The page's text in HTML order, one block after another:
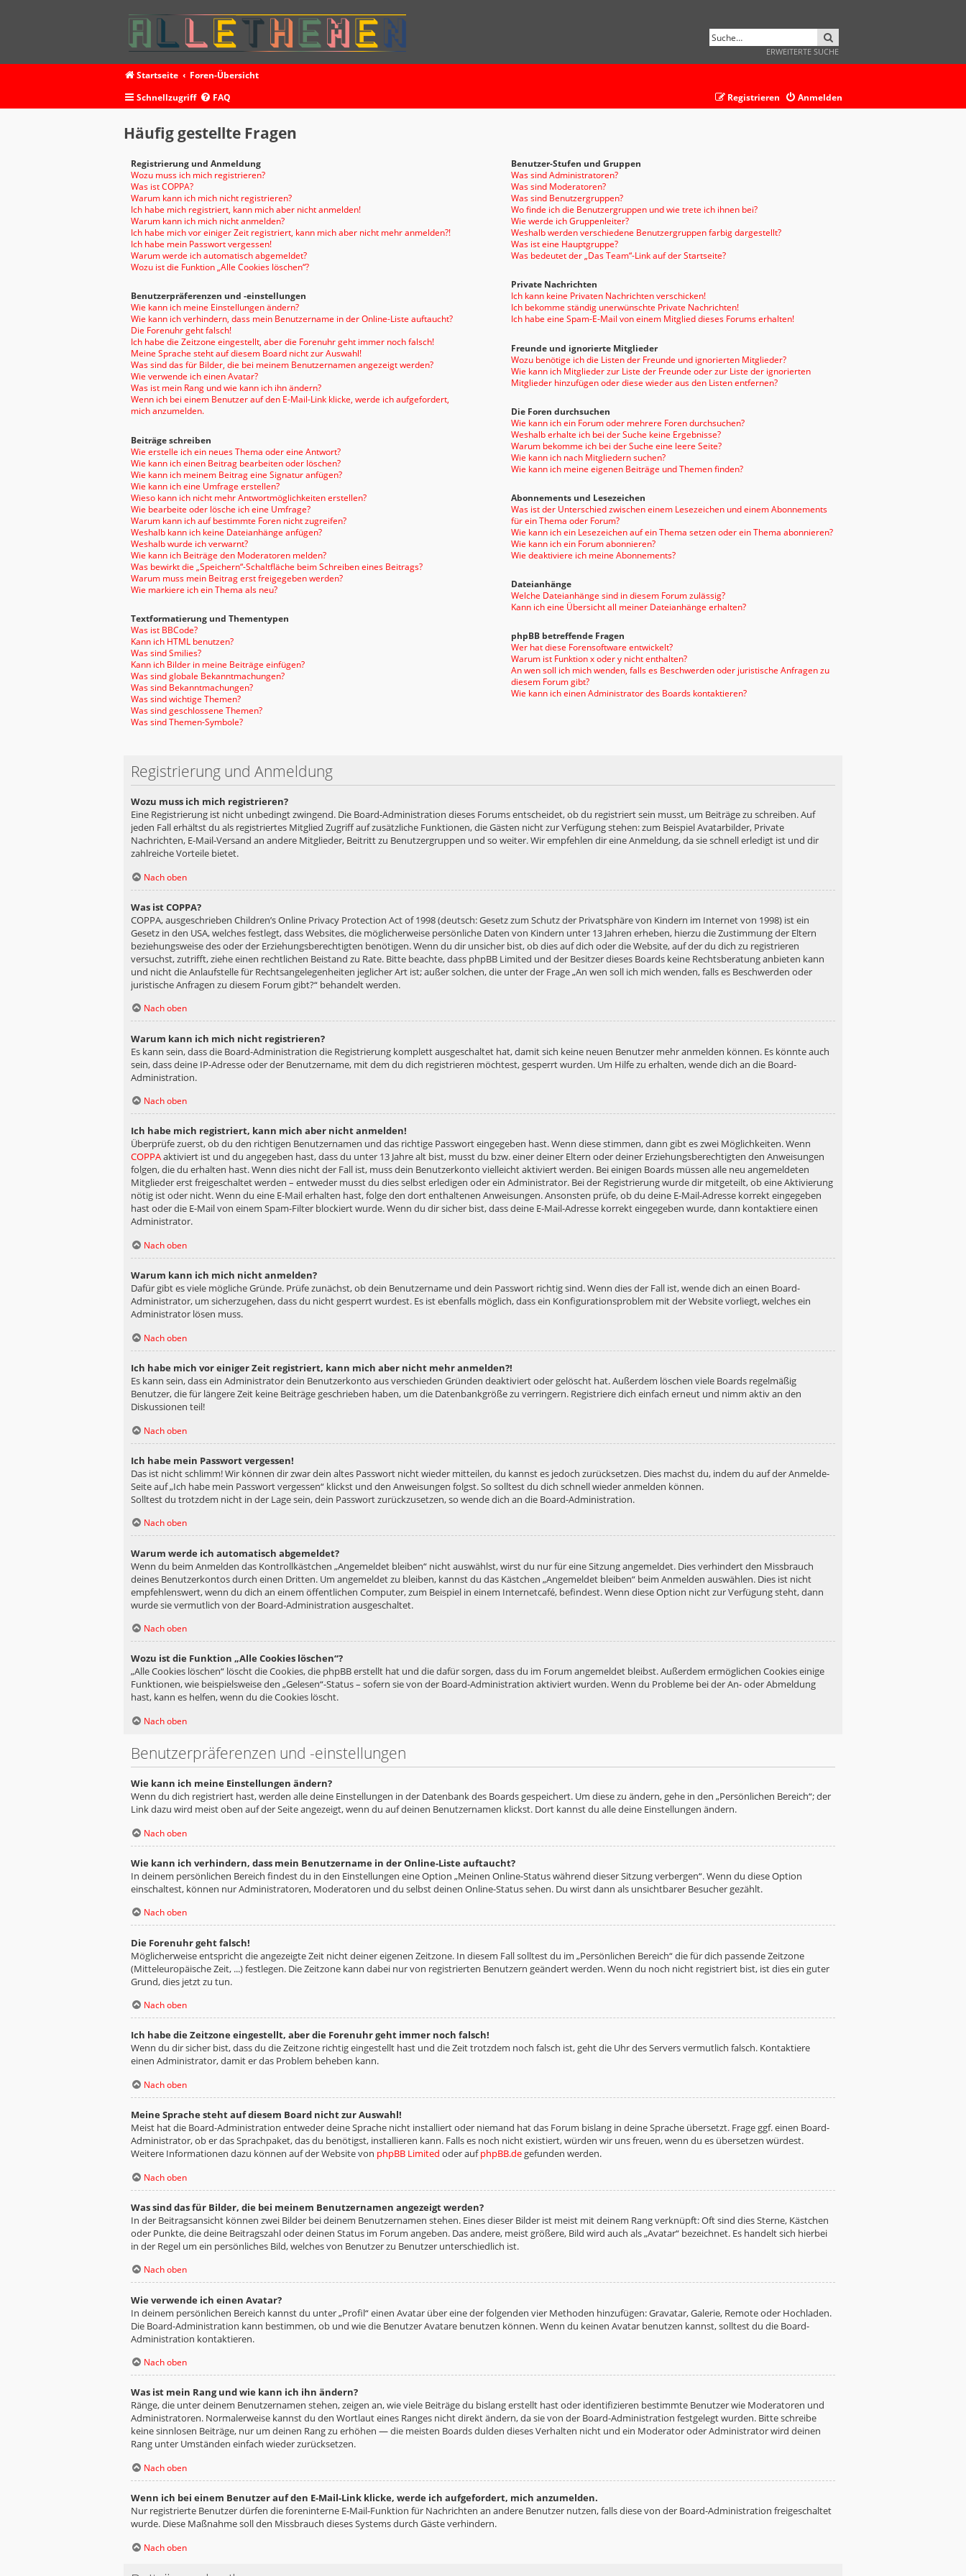
ERWEITERTE SUCHE
Startseite
Foren-Übersicht
Schnellzugriff
FAQ Anmelden
Registrieren
Häufig gestellte Fragen
Registrierung und Anmeldung
Wozu muss ich mich registrieren?
Was ist COPPA?
Warum kann ich mich nicht registrieren?
Ich habe mich registriert, kann mich aber nicht anmelden!
Warum kann ich mich nicht anmelden?
Ich habe mich vor einiger Zeit registriert, kann mich aber nicht mehr anmelden?!
Ich habe mein Passwort vergessen!
Warum werde ich automatisch abgemeldet?
Wozu ist die Funktion „Alle Cookies löschen“?
Benutzerpräferenzen und -einstellungen
Wie kann ich meine Einstellungen ändern?
Wie kann ich verhindern, dass mein Benutzername in der Online-Liste auftaucht?
Die Forenuhr geht falsch!
Ich habe die Zeitzone eingestellt, aber die Forenuhr geht immer noch falsch!
Meine Sprache steht auf diesem Board nicht zur Auswahl!
Was sind das für Bilder, die bei meinem Benutzernamen angezeigt werden?
Wie verwende ich einen Avatar?
Was ist mein Rang und wie kann ich ihn ändern?
Wenn ich bei einem Benutzer auf den E-Mail-Link klicke, werde ich aufgefordert,
mich anzumelden.
Beiträge schreiben
Wie erstelle ich ein neues Thema oder eine Antwort?
Wie kann ich einen Beitrag bearbeiten oder löschen?
Wie kann ich meinem Beitrag eine Signatur anfügen?
Wie kann ich eine Umfrage erstellen?
Wieso kann ich nicht mehr Antwortmöglichkeiten erstellen?
Wie bearbeite oder lösche ich eine Umfrage?
Warum kann ich auf bestimmte Foren nicht zugreifen?
Weshalb kann ich keine Dateianhänge anfügen?
Weshalb wurde ich verwarnt?
Wie kann ich Beiträge den Moderatoren melden?
Was bewirkt die „Speichern“-Schaltfläche beim Schreiben eines Beitrags?
Warum muss mein Beitrag erst freigegeben werden?
Wie markiere ich ein Thema als neu?
Textformatierung und Thementypen
Was ist BBCode?
Kann ich HTML benutzen?
Was sind Smilies?
Kann ich Bilder in meine Beiträge einfügen?
Was sind globale Bekanntmachungen?
Was sind Bekanntmachungen?
Was sind wichtige Themen?
Was sind geschlossene Themen?
Was sind Themen-Symbole?
Benutzer-Stufen und Gruppen
Was sind Administratoren?
Was sind Moderatoren?
Was sind Benutzergruppen?
Wo finde ich die Benutzergruppen und wie trete ich ihnen bei?
Wie werde ich Gruppenleiter?
Weshalb werden verschiedene Benutzergruppen farbig dargestellt?
Was ist eine Hauptgruppe?
Was bedeutet der „Das Team“-Link auf der Startseite?
Private Nachrichten
Ich kann keine Privaten Nachrichten verschicken!
Ich bekomme ständig unerwünschte Private Nachrichten!
Ich habe eine Spam-E-Mail von einem Mitglied dieses Forums erhalten!
Freunde und ignorierte Mitglieder
Wozu benötige ich die Listen der Freunde und ignorierten Mitglieder?
Wie kann ich Mitglieder zur Liste der Freunde oder zur Liste der ignorierten
Mitglieder hinzufügen oder diese wieder aus den Listen entfernen?
Die Foren durchsuchen
Wie kann ich ein Forum oder mehrere Foren durchsuchen?
Weshalb erhalte ich bei der Suche keine Ergebnisse?
Warum bekomme ich bei der Suche eine leere Seite?
Wie kann ich nach Mitgliedern suchen?
Wie kann ich meine eigenen Beiträge und Themen finden?
Abonnements und Lesezeichen
Was ist der Unterschied zwischen einem Lesezeichen und einem Abonnements
für ein Thema oder Forum?
Wie kann ich ein Lesezeichen auf ein Thema setzen oder ein Thema abonnieren?
Wie kann ich ein Forum abonnieren?
Wie deaktiviere ich meine Abonnements?
Dateianhänge
Welche Dateianhänge sind in diesem Forum zulässig?
Kann ich eine Übersicht all meiner Dateianhänge erhalten?
phpBB betreffende Fragen
Wer hat diese Forensoftware entwickelt?
Warum ist Funktion x oder y nicht enthalten?
An wen soll ich mich wenden, falls es Beschwerden oder juristische Anfragen zu
diesem Forum gibt?
Wie kann ich einen Administrator des Boards kontaktieren?
Registrierung und Anmeldung
Wozu muss ich mich registrieren?
Eine Registrierung ist nicht unbedingt zwingend. Die Board-Administration dieses Forums entscheidet, ob du registriert sein musst, um Beiträge zu schreiben. Auf
jeden Fall erhältst du als registriertes Mitglied Zugriff auf zusätzliche Funktionen, die Gästen nicht zur Verfügung stehen: zum Beispiel Avatarbilder, Private
Nachrichten, E-Mail-Versand an andere Mitglieder, Beitritt zu Benutzergruppen und so weiter. Wir empfehlen dir eine Anmeldung, da sie schnell erledigt ist und dir
zahlreiche Vorteile bietet.
Nach oben
Was ist COPPA?
COPPA, ausgeschrieben Children’s Online Privacy Protection Act of 1998 (deutsch: Gesetz zum Schutz der Privatsphäre von Kindern im Internet von 1998) ist ein
Gesetz in den USA, welches festlegt, dass Websites, die möglicherweise persönliche Daten von Kindern unter 13 Jahren erheben, hierzu die Zustimmung der Eltern
beziehungsweise des oder der Erziehungsberechtigten benötigen. Wenn du dir unsicher bist, ob dies auf dich oder die Website, auf der du dich zu registrieren
versuchst, zutrifft, ziehe einen rechtlichen Beistand zu Rate. Bitte beachte, dass phpBB Limited und der Besitzer dieses Boards keine Rechtsberatung anbieten kann
und nicht die Anlaufstelle für Rechtsangelegenheiten jeglicher Art ist; außer solchen, die unter der Frage „An wen soll ich mich wenden, falls es Beschwerden oder
juristische Anfragen zu diesem Forum gibt?“ behandelt werden.
Nach oben
Warum kann ich mich nicht registrieren?
Es kann sein, dass die Board-Administration die Registrierung komplett ausgeschaltet hat, damit sich keine neuen Benutzer mehr anmelden können. Es könnte auch
sein, dass deine IP-Adresse oder der Benutzername, mit dem du dich registrieren möchtest, gesperrt wurden. Um Hilfe zu erhalten, wende dich an die Board-
Administration.
Nach oben
Ich habe mich registriert, kann mich aber nicht anmelden!
Überprüfe zuerst, ob du den richtigen Benutzernamen und das richtige Passwort eingegeben hast. Wenn diese stimmen, dann gibt es zwei Möglichkeiten. Wenn
COPPAaktiviert ist und du angegeben hast, dass du unter 13 Jahre alt bist, musst du bzw. einer deiner Eltern oder deiner Erziehungsberechtigten den Anweisungen
folgen, die du erhalten hast. Wenn dies nicht der Fall ist, muss dein Benutzerkonto vielleicht aktiviert werden. Bei einigen Boards müssen alle neu angemeldeten
Mitglieder erst freigeschaltet werden – entweder musst du dies selbst erledigen oder ein Administrator. Bei der Registrierung wurde dir mitgeteilt, ob eine Aktivierung
nötig ist oder nicht. Wenn du eine E-Mail erhalten hast, folge den dort enthaltenen Anweisungen. Ansonsten prüfe, ob du deine E-Mail-Adresse korrekt eingegeben
hast oder die E-Mail von einem Spam-Filter blockiert wurde. Wenn du dir sicher bist, dass deine E-Mail-Adresse korrekt eingegeben wurde, dann kontaktiere einen
Administrator.
Nach oben
Warum kann ich mich nicht anmelden?
Dafür gibt es viele mögliche Gründe. Prüfe zunächst, ob dein Benutzername und dein Passwort richtig sind. Wenn dies der Fall ist, wende dich an einen Board-
Administrator, um sicherzugehen, dass du nicht gesperrt wurdest. Es ist ebenfalls möglich, dass ein Konfigurationsproblem mit der Website vorliegt, welches ein
Administrator lösen muss.
Nach oben
Ich habe mich vor einiger Zeit registriert, kann mich aber nicht mehr anmelden?!
Es kann sein, dass ein Administrator dein Benutzerkonto aus verschieden Gründen deaktiviert oder gelöscht hat. Außerdem löschen viele Boards regelmäßig
Benutzer, die für längere Zeit keine Beiträge geschrieben haben, um die Datenbankgröße zu verringern. Registriere dich einfach erneut und nimm aktiv an den
Diskussionen teil!
Nach oben
Ich habe mein Passwort vergessen!
Das ist nicht schlimm! Wir können dir zwar dein altes Passwort nicht wieder mitteilen, du kannst es jedoch zurücksetzen. Dies machst du, indem du auf der Anmelde-
Seite auf „Ich habe mein Passwort vergessen“ klickst und den Anweisungen folgst. So solltest du dich schnell wieder anmelden können.
Solltest du trotzdem nicht in der Lage sein, dein Passwort zurückzusetzen, so wende dich an die Board-Administration.
Nach oben
Warum werde ich automatisch abgemeldet?
Wenn du beim Anmelden das Kontrollkästchen „Angemeldet bleiben“ nicht auswählst, wirst du nur für eine Sitzung angemeldet. Dies verhindert den Missbrauch
deines Benutzerkontos durch einen Dritten. Um angemeldet zu bleiben, kannst du das Kästchen „Angemeldet bleiben“ beim Anmelden auswählen. Dies ist nicht
empfehlenswert, wenn du dich an einem öffentlichen Computer, zum Beispiel in einem Internetcafé, befindest. Wenn diese Option nicht zur Verfügung steht, dann
wurde sie vermutlich von der Board-Administration ausgeschaltet.
Nach oben
Wozu ist die Funktion „Alle Cookies löschen“?
„Alle Cookies löschen“ löscht die Cookies, die phpBB erstellt hat und die dafür sorgen, dass du im Forum angemeldet bleibst. Außerdem ermöglichen Cookies einige
Funktionen, wie beispielsweise den „Gelesen“-Status – sofern sie von der Board-Administration aktiviert wurden. Wenn du Probleme bei der An- oder Abmeldung
hast, kann es helfen, wenn du die Cookies löscht.
Nach oben
Benutzerpräferenzen und -einstellungen
Wie kann ich meine Einstellungen ändern?
Wenn du dich registriert hast, werden alle deine Einstellungen in der Datenbank des Boards gespeichert. Um diese zu ändern, gehe in den „Persönlichen Bereich“; der
Link dazu wird meist oben auf der Seite angezeigt, wenn du auf deinen Benutzernamen klickst. Dort kannst du alle deine Einstellungen ändern.
Nach oben
Wie kann ich verhindern, dass mein Benutzername in der Online-Liste auftaucht?
In deinem persönlichen Bereich findest du in den Einstellungen eine Option „Meinen Online-Status während dieser Sitzung verbergen“. Wenn du diese Option
einschaltest, können nur Administratoren, Moderatoren und du selbst deinen Online-Status sehen. Du wirst dann als unsichtbarer Besucher gezählt.
Nach oben
Die Forenuhr geht falsch!
Möglicherweise entspricht die angezeigte Zeit nicht deiner eigenen Zeitzone. In diesem Fall solltest du im „Persönlichen Bereich“ die für dich passende Zeitzone
(Mitteleuropäische Zeit, ...) festlegen. Die Zeitzone kann dabei nur von registrierten Benutzern geändert werden. Wenn du noch nicht registriert bist, ist dies ein guter
Grund, dies jetzt zu tun.
Nach oben
Ich habe die Zeitzone eingestellt, aber die Forenuhr geht immer noch falsch!
Wenn du dir sicher bist, dass du die Zeitzone richtig eingestellt hast und die Zeit trotzdem noch falsch ist, geht die Uhr des Servers vermutlich falsch. Kontaktiere
einen Administrator, damit er das Problem beheben kann.
Nach oben
Meine Sprache steht auf diesem Board nicht zur Auswahl!
Meist hat die Board-Administration entweder deine Sprache nicht installiert oder niemand hat das Forum bislang in deine Sprache übersetzt. Frage ggf. einen Board-
Administrator, ob er das Sprachpaket, das du benötigst, installieren kann. Falls es noch nicht existiert, würden wir uns freuen, wenn du es übersetzen würdest.
Weitere Informationen dazu können auf der Website von phpBB Limited oder aufphpBB.degefunden werden.
Nach oben
Was sind das für Bilder, die bei meinem Benutzernamen angezeigt werden?
In der Beitragsansicht können zwei Bilder bei deinem Benutzernamen stehen. Eines dieser Bilder ist meist mit deinem Rang verknüpft: Oft sind dies Sterne, Kästchen
oder Punkte, die deine Beitragszahl oder deinen Status im Forum angeben. Das andere, meist größere, Bild wird auch als „Avatar“ bezeichnet. Es handelt sich hierbei
in der Regel um ein persönliches Bild, welches von Benutzer zu Benutzer unterschiedlich ist.
Nach oben
Wie verwende ich einen Avatar?
In deinem persönlichen Bereich kannst du unter „Profil“ einen Avatar über eine der folgenden vier Methoden hinzufügen: Gravatar, Galerie, Remote oder Hochladen.
Die Board-Administration kann bestimmen, ob und wie die Benutzer Avatare benutzen können. Wenn du keinen Avatar benutzen kannst, solltest du die Board-
Administration kontaktieren.
Nach oben
Was ist mein Rang und wie kann ich ihn ändern?
Ränge, die unter deinem Benutzernamen stehen, zeigen an, wie viele Beiträge du bislang erstellt hast oder identifizieren bestimmte Benutzer wie Moderatoren und
Administratoren. Normalerweise kannst du den Wortlaut eines Ranges nicht direkt ändern, da sie von der Board-Administration festgelegt wurden. Bitte schreibe
keine sinnlosen Beiträge, nur um deinen Rang zu erhöhen — die meisten Boards dulden dieses Verhalten nicht und ein Moderator oder Administrator wird deinen
Rang unter Umständen einfach wieder zurücksetzen.
Nach oben
Wenn ich bei einem Benutzer auf den E-Mail-Link klicke, werde ich aufgefordert, mich anzumelden.
Nur registrierte Benutzer dürfen die foreninterne E-Mail-Funktion für Nachrichten an andere Benutzer nutzen, falls diese von der Board-Administration freigeschaltet
wurde. Diese Maßnahme soll den Missbrauch dieses Systems durch Gäste verhindern.
Nach oben